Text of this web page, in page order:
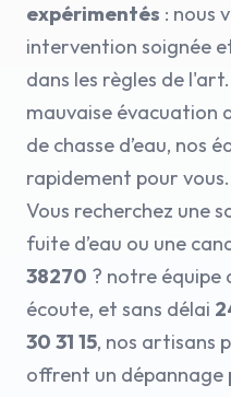
expérimentés : nous
intervention soignée
dans les règles de
mauvaise évacuation
de chasse d’eau, nos
rapidement pour vous.
Vous recherchez une
fuite d’eau ou une
38270 ? notre
écoute, et sans délai
30 31 15, nos artisans
offrent un dépannage